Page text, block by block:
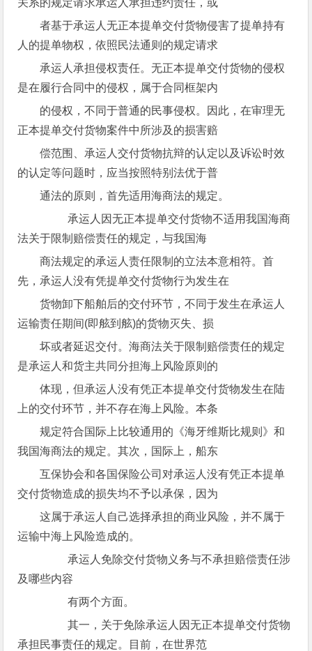
关系的规定请求承运人承担违约责任，或
者基于承运人无正本提单交付货物侵害了提单持有
人的提单物权，依照民法通则的规定请求
承运人承担侵权责任。无正本提单交付货物的侵权
是在履行合同中的侵权，属于合同框架内
的侵权，不同于普通的民事侵权。因此，在审理无
正本提单交付货物案件中所涉及的损害赔
偿范围、承运人交付货物抗辩的认定以及诉讼时效
的认定等问题时，应当按照特别法优于普
通法的原则，首先适用海商法的规定。
承运人因无正本提单交付货物不适用我国海商
法关于限制赔偿责任的规定，与我国海
商法规定的承运人责任限制的立法本意相符。首
先，承运人没有凭提单交付货物行为发生在
货物卸下船舶后的交付环节，不同于发生在承运人
运输责任期间(即舷到舷)的货物灭失、损
坏或者延迟交付。海商法关于限制赔偿责任的规定
是承运人和货主共同分担海上风险原则的
体现，但承运人没有凭正本提单交付货物发生在陆
上的交付环节，并不存在海上风险。本条
规定符合国际上比较通用的《海牙维斯比规则》和
我国海商法的规定。其次，国际上，船东
互保协会和各国保险公司对承运人没有凭正本提单
交付货物造成的损失均不予以承保，因为
这属于承运人自己选择承担的商业风险，并不属于
运输中海上风险造成的。
承运人免除交付货物义务与不承担赔偿责任涉
及哪些内容
有两个方面。
其一，关于免除承运人因无正本提单交付货物
承担民事责任的规定。目前，在世界范